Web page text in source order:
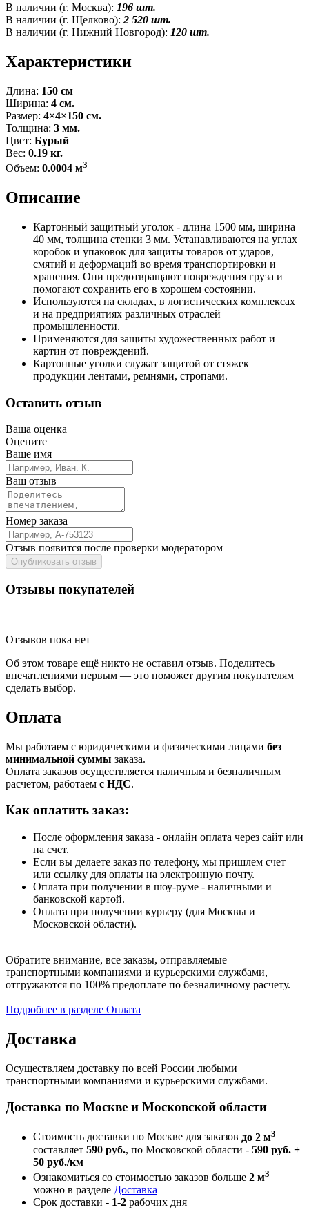
В наличии (г. Москва): 196 шт.
В наличии (г. Щелково): 2 520 шт.
В наличии (г. Нижний Новгород): 120 шт.
Характеристики
Длина: 150 см
Ширина: 4 см.
Размер: 4×4×150 см.
Толщина: 3 мм.
Цвет: Бурый
Вес: 0.19 кг.
Объем: 0.0004 м3
Описание
Картонный защитный уголок - длина 1500 мм, ширина
40 мм, толщина стенки 3 мм. Устанавливаются на углах
коробок и упаковок для защиты товаров от ударов,
смятий и деформаций во время транспортировки и
хранения. Они предотвращают повреждения груза и
помогают сохранить его в хорошем состоянии.
Используются на складах, в логистических комплексах
и на предприятиях различных отраслей
промышленности.
Применяются для защиты художественных работ и
картин от повреждений.
Картонные уголки служат защитой от стяжек
продукции лентами, ремнями, стропами.
Оставить отзыв
Ваша оценка
Оцените
Ваше имя
Ваш отзыв
Номер заказа
Отзыв появится после проверки модератором
Опубликовать отзыв
Отзывы покупателей
Отзывов пока нет
Об этом товаре ещё никто не оставил отзыв. Поделитесь
впечатлениями первым — это поможет другим покупателям
сделать выбор.
Оплата
Мы работаем с юридическими и физическими лицами без
минимальной суммы заказа.
Оплата заказов осуществляется наличным и безналичным
расчетом, работаем с НДС.
Как оплатить заказ:
После оформления заказа - онлайн оплата через сайт или
на счет.
Если вы делаете заказ по телефону, мы пришлем счет
или ссылку для оплаты на электронную почту.
Оплата при получении в шоу-руме - наличными и
банковской картой.
Оплата при получении курьеру (для Москвы и
Московской области).
Обратите внимание, все заказы, отправляемые
транспортными компаниями и курьерскими службами,
отгружаются по 100% предоплате по безналичному расчету.
Подробнее в разделе Оплата
Доставка
Осуществляем доставку по всей России любыми
транспортными компаниями и курьерскими службами.
Доставка по Москве и Московской области
Стоимость доставки по Москве для заказов до 2 м3
составляет 590 руб., по Московской области - 590 руб. +
50 руб./км
Ознакомиться со стоимостью заказов больше 2 м3
можно в разделе Доставка
Срок доставки - 1-2 рабочих дня